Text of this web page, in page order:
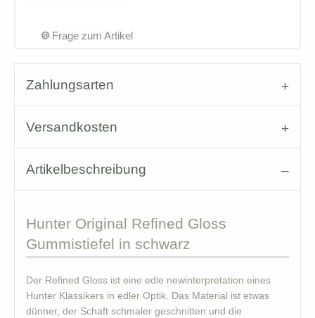
Frage zum Artikel
Zahlungsarten
Versandkosten
Artikelbeschreibung
Hunter Original Refined Gloss
Gummistiefel in schwarz
Der Refined Gloss ist eine edle newinterpretation eines
Hunter Klassikers in edler Optik. Das Material ist etwas
dünner, der Schaft schmaler geschnitten und die